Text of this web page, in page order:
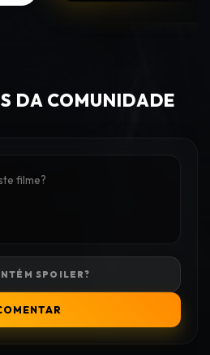
DA COMUNIDADE
SPOILER?